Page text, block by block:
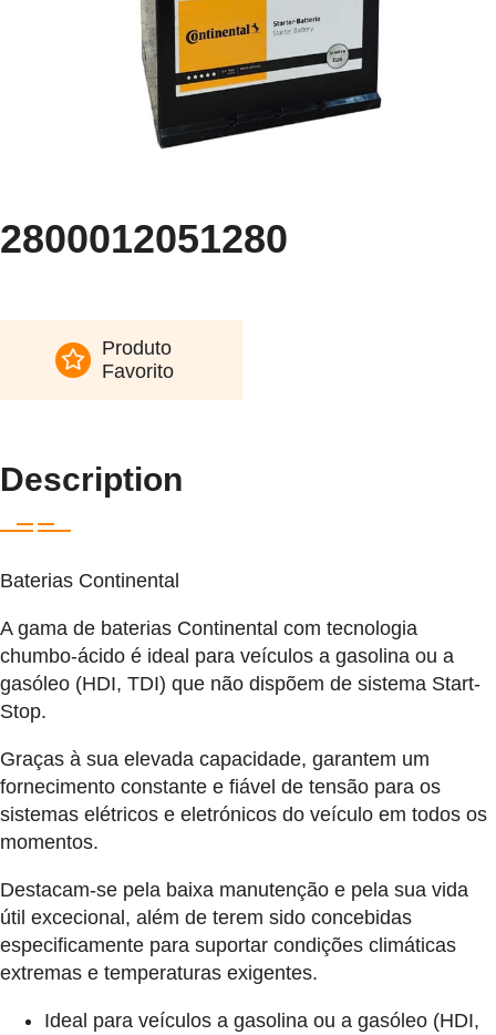
2800012051280
Produto
Favorito
Description
Baterias Continental
A gama de baterias Continental com tecnologia
chumbo-ácido é ideal para veículos a gasolina ou a
gasóleo (HDI, TDI) que não dispõem de sistema Start-
Stop.
Graças à sua elevada capacidade, garantem um
fornecimento constante e fiável de tensão para os
sistemas elétricos e eletrónicos do veículo em todos os
momentos.
Destacam-se pela baixa manutenção e pela sua vida
útil excecional, além de terem sido concebidas
especificamente para suportar condições climáticas
extremas e temperaturas exigentes.
Ideal para veículos a gasolina ou a gasóleo (HDI,